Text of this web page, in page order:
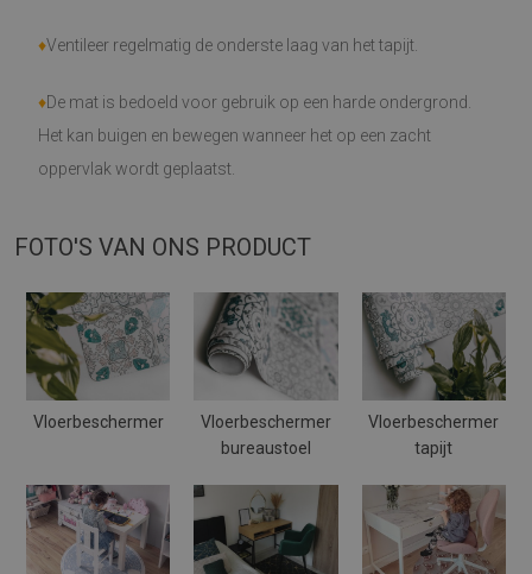
♦Ventileer regelmatig de onderste laag van het tapijt.
♦De mat is bedoeld voor gebruik op een harde ondergrond.
Het kan buigen en bewegen wanneer het op een zacht
oppervlak wordt geplaatst.
FOTO'S VAN ONS PRODUCT
Vloerbeschermer
Vloerbeschermer
bureaustoel
Vloerbeschermer
tapijt